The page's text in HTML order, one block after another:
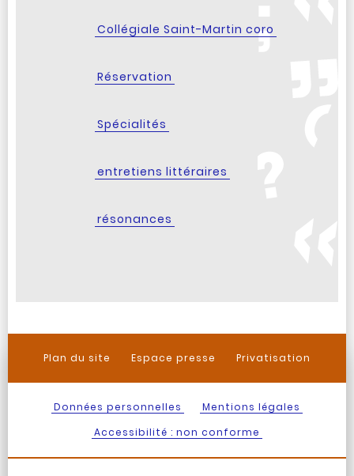
Collégiale Saint-Martin coro
Réservation
Spécialités
entretiens littéraires
résonances
Plan du site Espace presse Privatisation
Données personnelles
Mentions légales
Accessibilité : non conforme